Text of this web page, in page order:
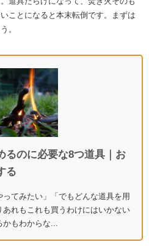
ことになると本末転倒です。まずは
。
るのに必要な8つ道具｜お
る
ってみたい」「でもどんな道具を用
れもこれも買うわけにはいかない
かもわからな...